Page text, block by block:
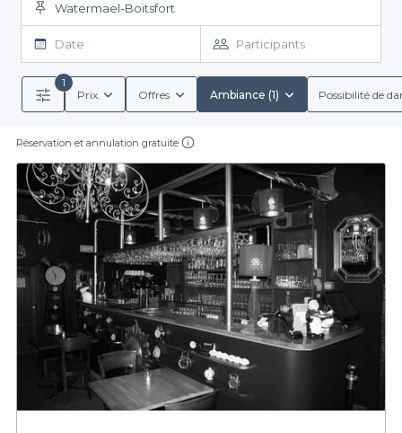
Watermael-Boitsfort
Date Participants
1
Prix
Offres Ambiance (1) Possibilité de
Réservation et annulation gratuite